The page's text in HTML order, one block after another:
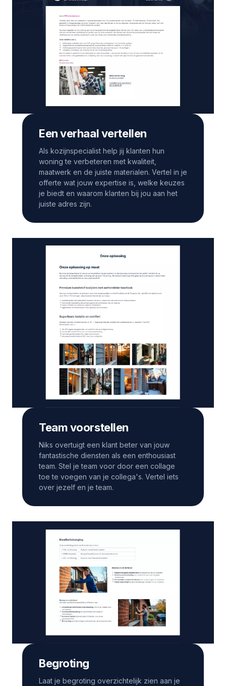
Een verhaal vertellen
Als kozijnspecialist help jij klanten hun
woning te verbeteren met kwaliteit,
maatwerk en de juiste materialen. Vertel in je
offerte wat jouw expertise is, welke keuzes
je biedt en waarom klanten bij jou aan het
juiste adres zijn.
Team voorstellen
Niks overtuigt een klant beter van jouw
fantastische diensten als een enthousiast
team. Stel je team voor door een collage
toe te voegen van je collega's. Vertel iets
over jezelf en je team.
Begroting
Laat je begroting overzichtelijk zien aan je